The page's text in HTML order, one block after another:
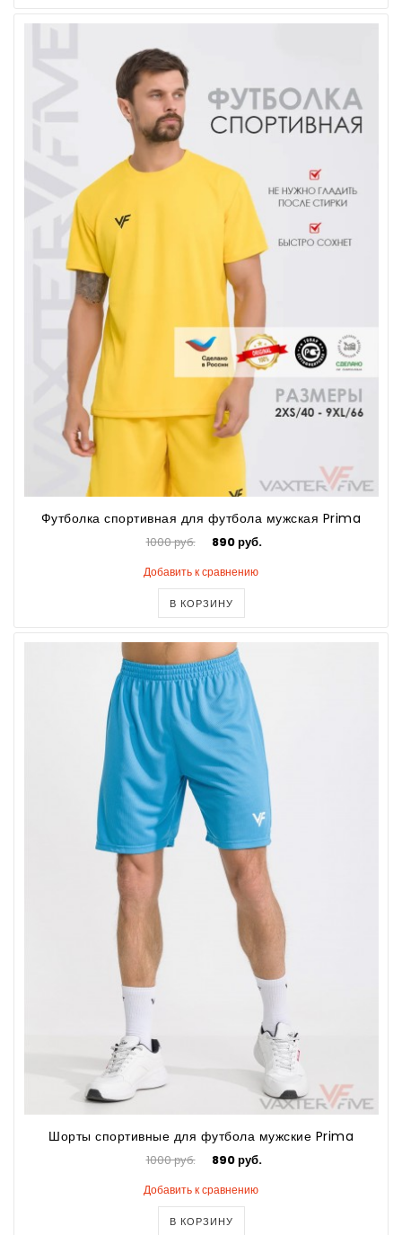
Футболка спортивная для футбола мужская Prima
1000 руб. 890 руб.
Добавить к сравнению
В КОРЗИНУ
Шорты спортивные для футбола мужские Prima
1000 руб. 890 руб.
Добавить к сравнению
В КОРЗИНУ